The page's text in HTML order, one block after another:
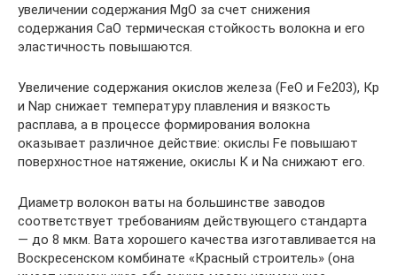
увеличении содержания MgO за счет снижения
содержания СаО термическая стойкость волокна и его
эластичность повышаются.
Увеличение содержания окислов железа (FeO и Fe203), Кр
и Nap снижает температуру плавления и вязкость
расплава, а в процессе формирования волокна
оказывает различное действие: окислы Fe повышают
поверхностное натяжение, окислы К и Na снижают его.
Диаметр волокон ваты на большинстве заводов
соответствует требованиям действующего стандарта
— до 8 мкм. Вата хорошего качества изготавливается на
Воскресенском комбинате «Красный строитель» (она